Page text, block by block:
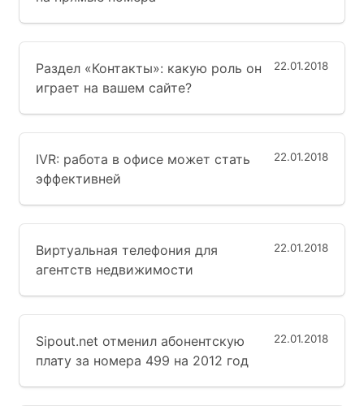
22.01.2018
Раздел «Контакты»: какую роль он
играет на вашем сайте?
22.01.2018
IVR: работа в офисе может стать
эффективней
22.01.2018
Виртуальная телефония для
агентств недвижимости
22.01.2018
Sipout.net отменил абонентскую
плату за номера 499 на 2012 год